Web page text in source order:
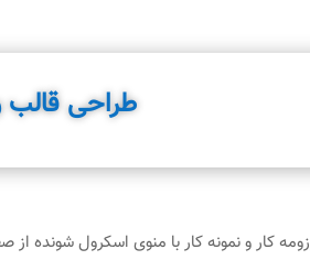
طراحی قالب
کار و نمونه کار با منوی اسکرول شونده از